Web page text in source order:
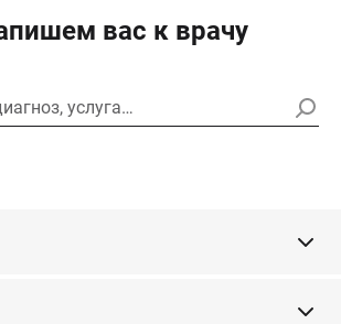
вас к врачу
услуга…